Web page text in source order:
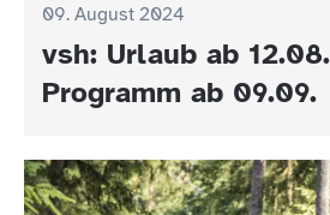
09. August 2024
vsh: Urlaub ab
Programm ab 09.09.